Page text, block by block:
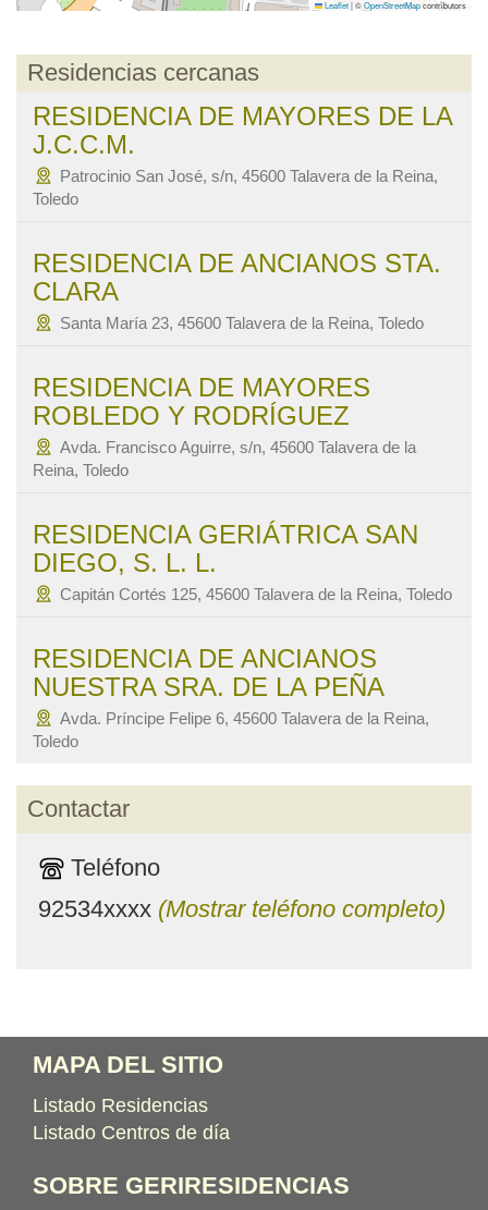
Leaflet|©OpenStreetMapcontributors
Residencias cercanas
RESIDENCIA DE MAYORES DE LA
J.C.C.M.
Patrocinio San José, s/n, 45600 Talavera de la Reina,
Toledo
RESIDENCIA DE ANCIANOS STA.
CLARA
Santa María 23, 45600 Talavera de la Reina, Toledo
RESIDENCIA DE MAYORES
ROBLEDO Y RODRÍGUEZ
Avda. Francisco Aguirre, s/n, 45600 Talavera de la
Reina, Toledo
RESIDENCIA GERIÁTRICA SAN
DIEGO, S. L. L.
Capitán Cortés 125, 45600 Talavera de la Reina, Toledo
RESIDENCIA DE ANCIANOS
NUESTRA SRA. DE LA PEÑA
Avda. Príncipe Felipe 6, 45600 Talavera de la Reina,
Toledo
Contactar
Teléfono
92534xxxx (Mostrar teléfono completo)
MAPA DEL SITIO
Listado Residencias
Listado Centros de día
SOBRE GERIRESIDENCIAS